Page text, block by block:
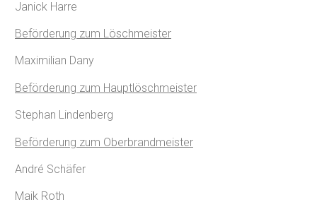
Janick Harre
Beförderung zum Löschmeister
Maximilian Dany
Beförderung zum Hauptlöschmeister
Stephan Lindenberg
Beförderung zum Oberbrandmeister
André Schäfer
Maik Roth